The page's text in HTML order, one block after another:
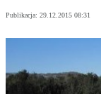
Publikacja: 29.12.2015 08:31